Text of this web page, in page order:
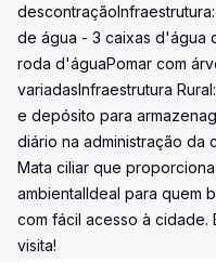
de água - 3 caixas d'água
roda d'águaPomar com
variadasInfraestrutura
e depósito para
diário na administração da
Mata ciliar que
ambientalIdeal para quem
com fácil acesso à cidade.
visita!